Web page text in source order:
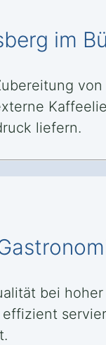
im
liefern.
bei hoher